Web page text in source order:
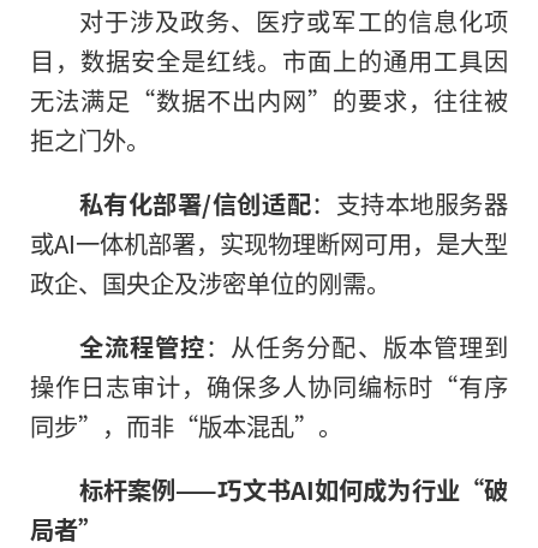
对于涉及政务、医疗或军工的信息化项
目，数据安全是红线。市面上的通用工具因
无法满足“数据不出内网”的要求，往往被
拒之门外。
私有化部署/信创适配：支持本地服务器
或AI一体机部署，实现物理断网可用，是大型
政企、国央企及涉密单位的刚需。
全流程管控：从任务分配、版本管理到
操作日志审计，确保多人协同编标时“有序
同步”，而非“版本混乱”。
标杆案例——巧文书AI如何成为行业“破
局者”